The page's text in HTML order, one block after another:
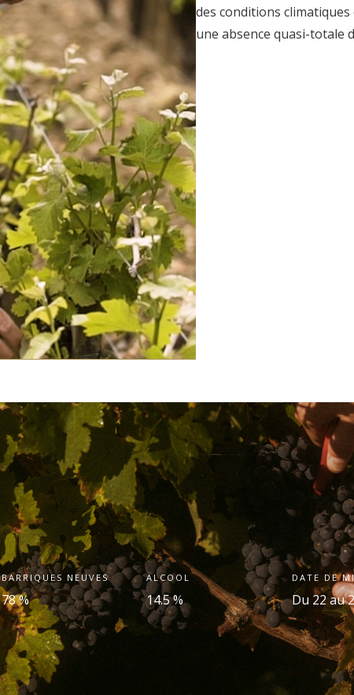
des conditions
une absence quasi-totale
BARRIQUES NEUVES
78 %
ALCOOL
14.5 %
DATE DE
Du 22 au